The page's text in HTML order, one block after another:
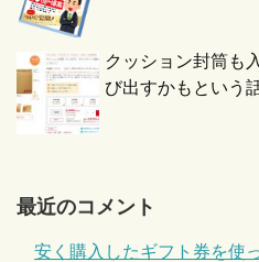
クッション封筒も
び出すかもという
最近のコメント
安く購入したギフト券を使